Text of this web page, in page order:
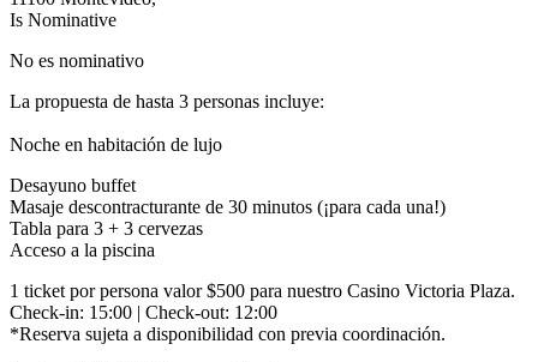
Is Nominative
No es nominativo
La propuesta de hasta 3 personas incluye:
Noche en habitación de lujo
Desayuno buffet
Masaje descontracturante de 30 minutos (¡para cada una!)
Tabla para 3 + 3 cervezas
Acceso a la piscina
1 ticket por persona valor $500 para nuestro Casino Victoria Plaza.
Check-in: 15:00 | Check-out: 12:00
*Reserva sujeta a disponibilidad con previa coordinación.